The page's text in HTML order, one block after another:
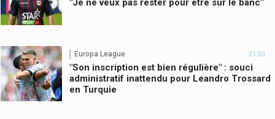
"Je ne veux pas rester pour être sur le banc"
Europa League 21:30
"Son inscription est bien régulière" : souci
administratif inattendu pour Leandro Trossard
en Turquie